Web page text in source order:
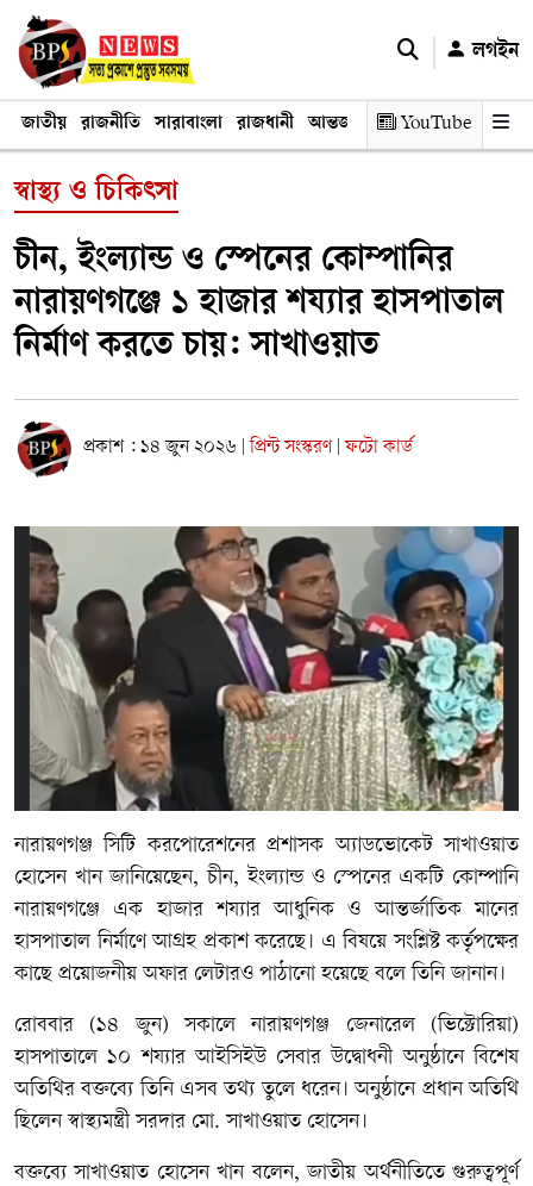
লগইন
জাতীয় রাজনীতি সারাবাংলা রাজধানী আন্তর্জাতিক অর্থনীতি তথ্য
YouTube
স্বাস্থ্য ও চিকিৎসা
চীন, ইংল্যান্ড ও স্পেনের কোম্পানির
নারায়ণগঞ্জে ১ হাজার শয্যার হাসপাতাল
নির্মাণ করতে চায়: সাখাওয়াত
প্রকাশ : ১৪ জুন ২০২৬ প্রিন্ট সংস্করণ ফটো কার্ড
নারায়ণগঞ্জ সিটি করপোরেশনের প্রশাসক অ্যাডভোকেট সাখাওয়াত
হোসেন খান জানিয়েছেন, চীন, ইংল্যান্ড ও স্পেনের একটি কোম্পানি
নারায়ণগঞ্জে এক হাজার শয্যার আধুনিক ও আন্তর্জাতিক মানের
হাসপাতাল নির্মাণে আগ্রহ প্রকাশ করেছে। এ বিষয়ে সংশ্লিষ্ট কর্তৃপক্ষের
কাছে প্রয়োজনীয় অফার লেটারও পাঠানো হয়েছে বলে তিনি জানান।
রোববার (১৪ জুন) সকালে নারায়ণগঞ্জ জেনারেল (ভিক্টোরিয়া)
হাসপাতালে ১০ শয্যার আইসিইউ সেবার উদ্বোধনী অনুষ্ঠানে বিশেষ
অতিথির বক্তব্যে তিনি এসব তথ্য তুলে ধরেন। অনুষ্ঠানে প্রধান অতিথি
ছিলেন স্বাস্থ্যমন্ত্রী সরদার মো. সাখাওয়াত হোসেন।
বক্তব্যে সাখাওয়াত হোসেন খান বলেন, জাতীয় অর্থনীতিতে গুরুত্বপূর্ণ